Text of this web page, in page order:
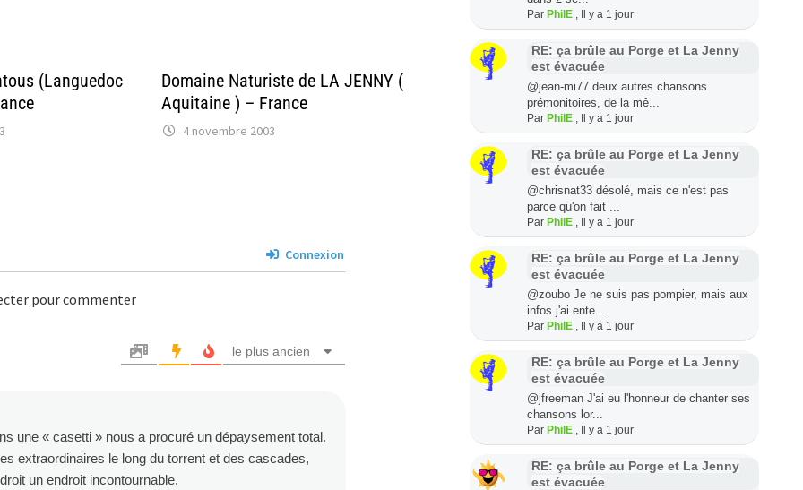
(Languedoc
Domaine Naturiste de LA JENNY (
Aquitaine ) – France
4 novembre 2003
Connexion
pour commenter
le plus ancien
une « casetti » nous a procuré un dépaysement total.
extraordinaires le long du torrent et des cascades,
un endroit incontournable.
ParPhilE Il y a 1 jour
RE: ça brûle au Porge et La Jenny
est évacuée
@jean-mi77 deux autres chansons
prémonitoires, de la mê...
ParPhilE Il y a 1 jour
RE: ça brûle au Porge et La Jenny
est évacuée
@chrisnat33 désolé, mais ce n'est pas
parce qu'on fait ...
ParPhilE Il y a 1 jour
RE: ça brûle au Porge et La Jenny
est évacuée
@zoubo Je ne suis pas pompier, mais aux
infos j'ai ente...
ParPhilE Il y a 1 jour
RE: ça brûle au Porge et La Jenny
est évacuée
@jfreeman J'ai eu l'honneur de chanter ses
chansons lor...
ParPhilE Il y a 1 jour
RE: ça brûle au Porge et La Jenny
est évacuée